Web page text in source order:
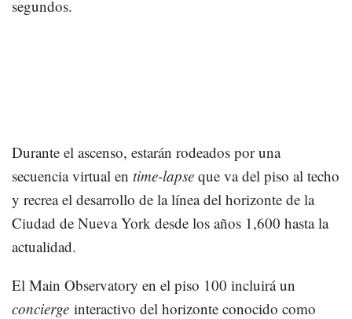
segundos.
Durante el ascenso, estarán rodeados por una
secuencia virtual en time-lapse que va del piso al techo
y recrea el desarrollo de la línea del horizonte de la
Ciudad de Nueva York desde los años 1,600 hasta la
actualidad.
El Main Observatory en el piso 100 incluirá un
concierge interactivo del horizonte conocido como